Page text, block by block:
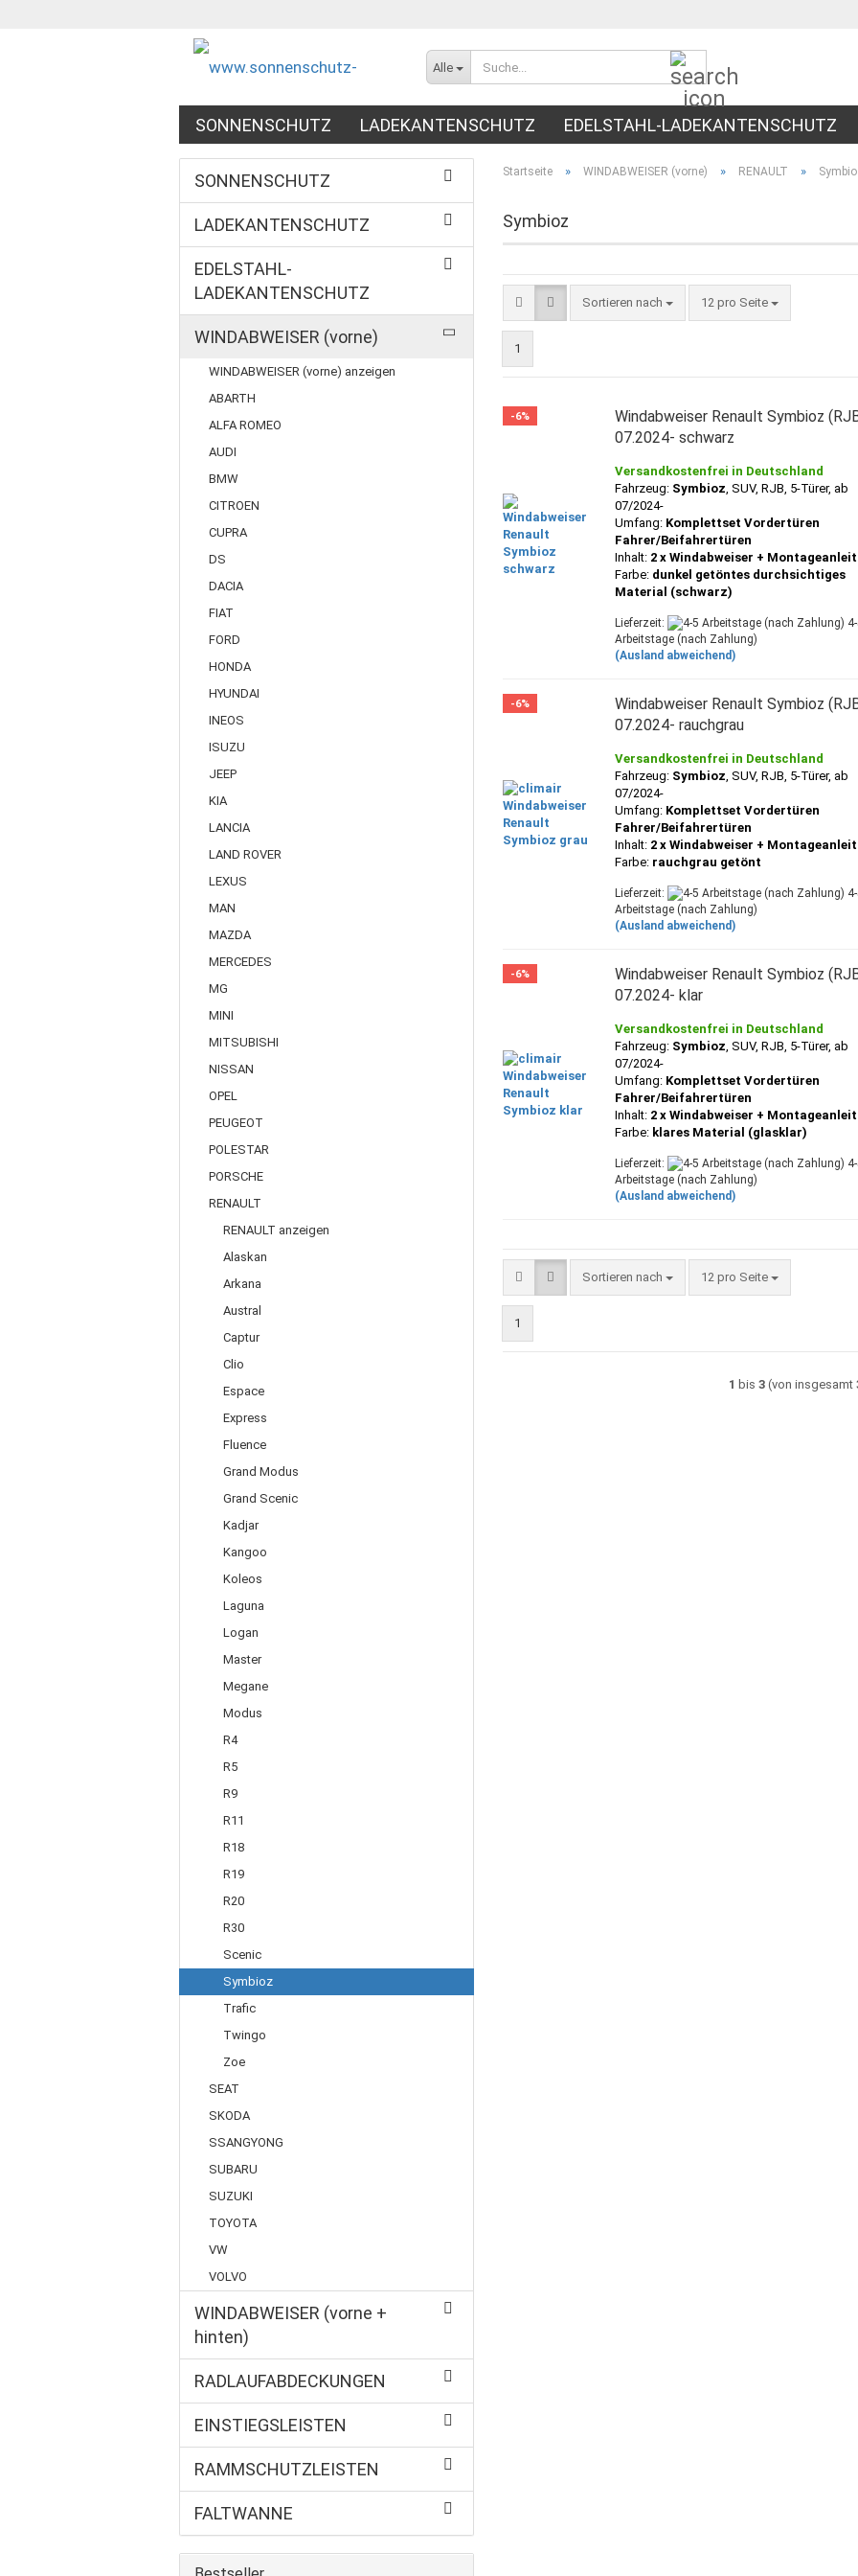
Alle
SONNENSCHUTZ LADEKANTENSCHUTZ
EDELSTAHL-LADEKANTENSCHUTZ
WINDABWEISER (VORNE + HINTEN)
RADLAUFABDECKUNGEN
FALTWANNE
Startseite » WINDABWEISER (vorne) » RENAULT »
Symbioz
Sortieren nach
Sortieren nach 12 pro Seite
pro Seite
1
-6%
Windabweiser Renault Symbioz
07.2024- schwarz
Versandkostenfrei in Deutschland
Fahrzeug: Symbioz, SUV, RJB, 5-Türer, ab
07/2024-
Umfang: Komplettset Vordertüren
Fahrer/Beifahrertüren
Inhalt: 2 x Windabweiser +
Farbe: dunkel getöntes durchsichtiges
Material (schwarz)
Lieferzeit:
Arbeitstage (nach Zahlung)
(Ausland abweichend)
-6%
Windabweiser Renault Symbioz
07.2024- rauchgrau
Versandkostenfrei in Deutschland
Fahrzeug: Symbioz, SUV, RJB, 5-Türer, ab
07/2024-
Umfang: Komplettset Vordertüren
Fahrer/Beifahrertüren
Inhalt: 2 x Windabweiser +
Farbe: rauchgrau getönt
Lieferzeit:
Arbeitstage (nach Zahlung)
(Ausland abweichend)
-6%
Windabweiser Renault Symbioz
07.2024- klar
Versandkostenfrei in Deutschland
Fahrzeug: Symbioz, SUV, RJB, 5-Türer, ab
07/2024-
Umfang: Komplettset Vordertüren
Fahrer/Beifahrertüren
Inhalt: 2 x Windabweiser +
Farbe: klares Material (glasklar)
Lieferzeit:
Arbeitstage (nach Zahlung)
(Ausland abweichend)
Sortieren nach
Sortieren nach 12 pro Seite
pro Seite
1
1 bis3 (von insgesamt
SONNENSCHUTZ
LADEKANTENSCHUTZ
EDELSTAHL-
LADEKANTENSCHUTZ
WINDABWEISER (vorne)
WINDABWEISER (vorne) anzeigen
ABARTH
ALFA ROMEO
AUDI
BMW
CITROEN
CUPRA
DS
DACIA
FIAT
FORD
HONDA
HYUNDAI
INEOS
ISUZU
JEEP
KIA
LANCIA
LAND ROVER
LEXUS
MAN
MAZDA
MERCEDES
MG
MINI
MITSUBISHI
NISSAN
OPEL
PEUGEOT
POLESTAR
PORSCHE
RENAULT
RENAULT anzeigen
Alaskan
Arkana
Austral
Captur
Clio
Espace
Express
Fluence
Grand Modus
Grand Scenic
Kadjar
Kangoo
Koleos
Laguna
Logan
Master
Megane
Modus
R4
R5
R9
R11
R18
R19
R20
R30
Scenic
Symbioz
Trafic
Twingo
Zoe
SEAT
SKODA
SSANGYONG
SUBARU
SUZUKI
TOYOTA
VW
VOLVO
WINDABWEISER (vorne +
hinten)
RADLAUFABDECKUNGEN
EINSTIEGSLEISTEN
RAMMSCHUTZLEISTEN
FALTWANNE